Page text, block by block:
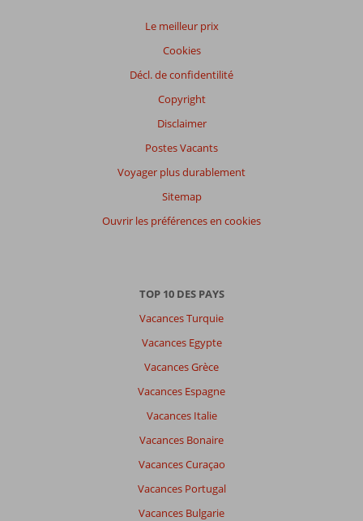
Le meilleur prix
Cookies
Décl. de confidentilité
Copyright
Disclaimer
Postes Vacants
Voyager plus durablement
Sitemap
Ouvrir les préférences en cookies
TOP 10 DES PAYS
Vacances Turquie
Vacances Egypte
Vacances Grèce
Vacances Espagne
Vacances Italie
Vacances Bonaire
Vacances Curaçao
Vacances Portugal
Vacances Bulgarie